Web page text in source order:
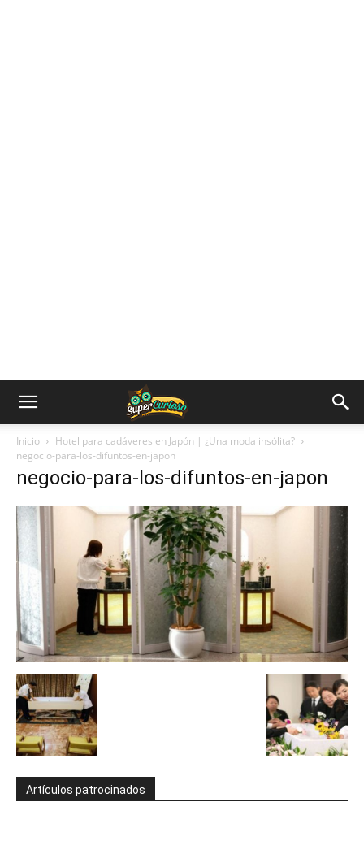
Inicio
Hotel para cadáveres en Japón | ¿Una moda insólita?
negocio-para-los-difuntos-en-japon
negocio-para-los-difuntos-en-japon
Artículos patrocinados